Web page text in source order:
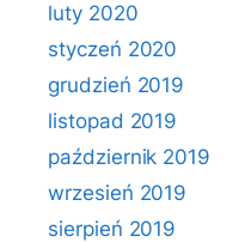
luty 2020
styczeń 2020
grudzień 2019
listopad 2019
październik 2019
wrzesień 2019
sierpień 2019